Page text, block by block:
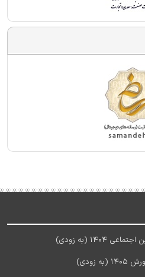
(به زودی)